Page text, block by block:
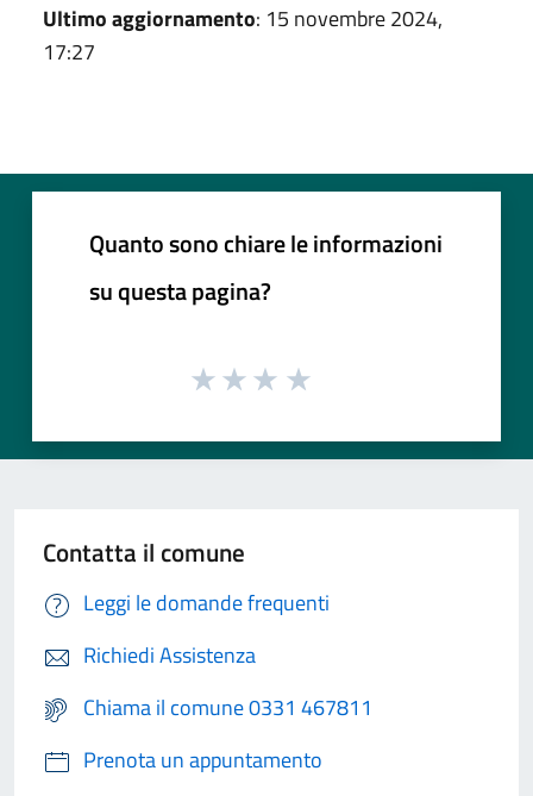
Ultimo aggiornamento: 15 novembre 2024,
17:27
Quanto sono chiare le informazioni
su questa pagina?
Contatta il comune
Leggi le domande frequenti
Richiedi Assistenza
Chiama il comune 0331 467811
Prenota un appuntamento